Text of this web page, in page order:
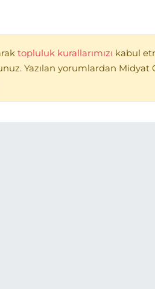
topluluk kurallarımızı kabul
Yazılan yorumlardan